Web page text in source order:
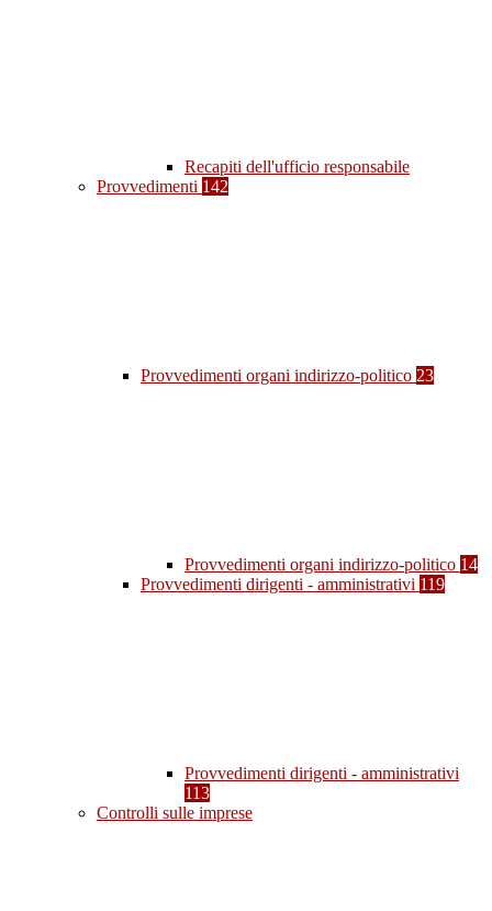
Recapiti dell'ufficio responsabile
Provvedimenti 142
Provvedimenti organi indirizzo-politico 23
Provvedimenti organi indirizzo-politico 14
Provvedimenti dirigenti - amministrativi 119
Provvedimenti dirigenti - amministrativi
113
Controlli sulle imprese